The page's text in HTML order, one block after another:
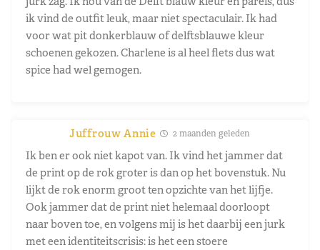
ik vind de outfit leuk, maar niet spectaculair. Ik had
voor wat pit donkerblauw of delftsblauwe kleur
schoenen gekozen. Charlene is al heel flets dus wat
spice had wel gemogen.
Juffrouw Annie 2 maanden geleden
Ik ben er ook niet kapot van. Ik vind het jammer dat
de print op de rok groter is dan op het bovenstuk. Nu
lijkt de rok enorm groot ten opzichte van het lijfje.
Ook jammer dat de print niet helemaal doorloopt
naar boven toe, en volgens mij is het daarbij een jurk
met een identiteitscrisis: is het een stoere